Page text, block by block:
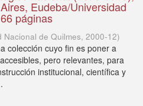
Eudeba/Universidad
páginas
Nacional de Quilmes, 2000-12)
colección cuyo fin es poner a
pero relevantes, para
institucional, científica y